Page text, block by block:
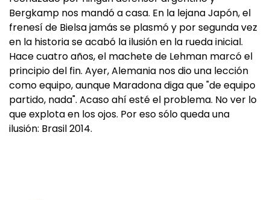
Bergkamp nos mandó a casa. En la lejana Japón, el
frenesí de Bielsa jamás se plasmó y por segunda vez
en la historia se acabó la ilusión en la rueda inicial.
Hace cuatro años, el machete de Lehman marcó el
principio del fin. Ayer, Alemania nos dio una lección
como equipo, aunque Maradona diga que "de equipo
partido, nada". Acaso ahí esté el problema. No ver lo
que explota en los ojos. Por eso sólo queda una
ilusión: Brasil 2014.